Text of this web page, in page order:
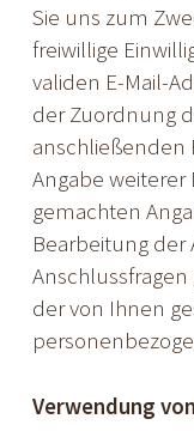
Sie uns zum
freiwillige
validen E-Mail-
der Zuordnung
anschließenden
Angabe weiterer
gemachten
Bearbeitung der
der von Ihnen
Verwendung